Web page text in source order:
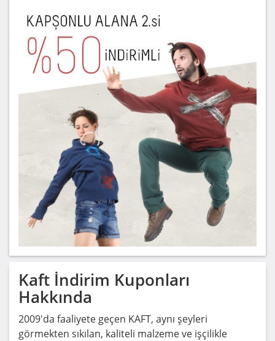
Kaft İndirim Kuponları
Hakkında
2009'da faaliyete geçen KAFT, aynı şeyleri
görmekten sıkılan, kaliteli malzeme ve işçilikle